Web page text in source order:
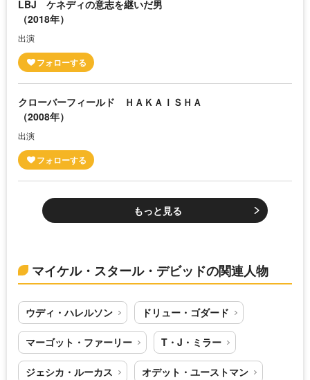
LBJ ケネディの意志を継いだ男
（2018年）
出演
クローバーフィールド ＨＡＫＡＩＳＨＡ
（2008年）
出演
もっと見る
マイケル・スタール・デビッドの関連人物
ウディ・ハレルソン ドリュー・ゴダード
マーゴット・ファーリー T・J・ミラー
ジェシカ・ルーカス オデット・ユーストマン